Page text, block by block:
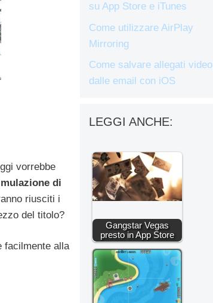
vorrebbe
di
riusciti i
del titolo?
facilmente alla
su App Store e iTunes
Come utilizzare AirPlay
Mirroring
Come salvare allegati video
dalle email con iOS
LEGGI ANCHE:
Gangstar Vegas
presto in App Store